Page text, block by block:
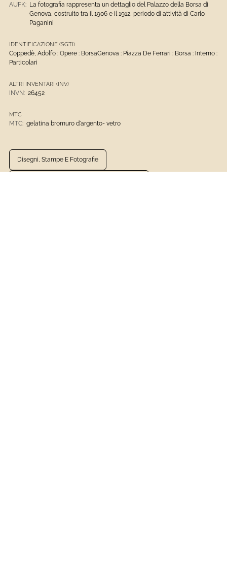
AUFK: La fotografia rappresenta un dettaglio del Palazzo della Borsa di
Genova, costruito tra il 1906 e il 1912, periodo di attività di Carlo
Paganini
IDENTIFICAZIONE (SGTI)
Coppedè, Adolfo : Opere : BorsaGenova : Piazza De Ferrari : Borsa : Interno :
Particolari
ALTRI INVENTARI (INV)
INVN: 26452
MTC
MTC: gelatina bromuro d'argento- vetro
Disegni, Stampe E Fotografie